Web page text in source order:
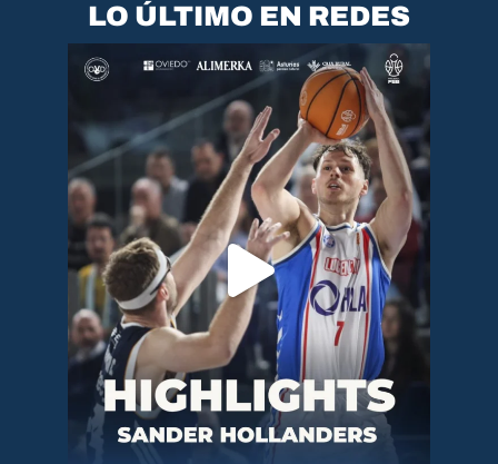
LO ÚLTIMO EN REDES